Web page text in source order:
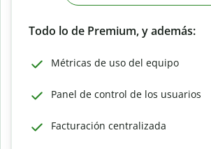
Todo lo de Premium, y además:
Métricas de uso del equipo
Panel de control de los usuarios
Facturación centralizada